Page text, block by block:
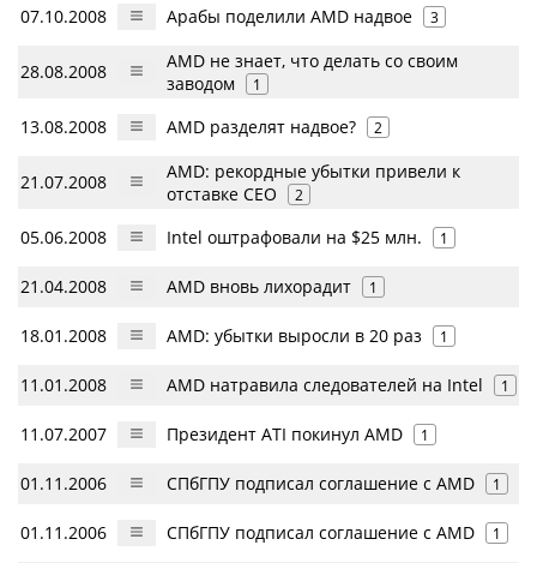
07.10.2008 Арабы поделили AMD надвое 3
28.08.2008
AMD не знает, что делать со своим
заводом
1
13.08.2008 AMD разделят надвое? 2
21.07.2008
AMD: рекордные убытки привели к
отставке CEO
2
05.06.2008 Intel оштрафовали на $25 млн. 1
21.04.2008 AMD вновь лихорадит 1
18.01.2008 AMD: убытки выросли в 20 раз 1
11.01.2008 AMD натравила следователей на Intel 1
11.07.2007 Президент ATI покинул AMD 1
01.11.2006 СПбГПУ подписал соглашение с AMD 1
01.11.2006 СПбГПУ подписал соглашение с AMD 1